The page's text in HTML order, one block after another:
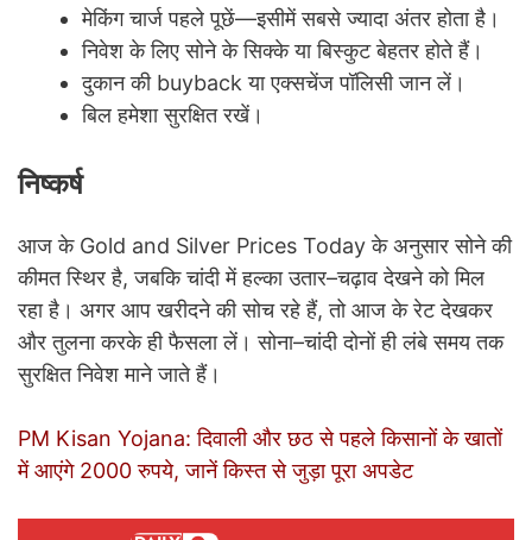
मेकिंग चार्ज पहले पूछें—इसीमें सबसे ज्यादा अंतर होता है।
निवेश के लिए सोने के सिक्के या बिस्कुट बेहतर होते हैं।
दुकान की buyback या एक्सचेंज पॉलिसी जान लें।
बिल हमेशा सुरक्षित रखें।
निष्कर्ष
आज के Gold and Silver Prices Today के अनुसार सोने की
कीमत स्थिर है, जबकि चांदी में हल्का उतार–चढ़ाव देखने को मिल
रहा है। अगर आप खरीदने की सोच रहे हैं, तो आज के रेट देखकर
और तुलना करके ही फैसला लें। सोना–चांदी दोनों ही लंबे समय तक
सुरक्षित निवेश माने जाते हैं।
PM Kisan Yojana: दिवाली और छठ से पहले किसानों के खातों
में आएंगे 2000 रुपये, जानें किस्त से जुड़ा पूरा अपडेट